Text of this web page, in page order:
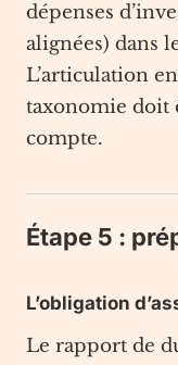
dépenses
alignées) dans
L’articulation
taxonomie doit
compte.
Étape 5 :
L’obligation
Le rapport de